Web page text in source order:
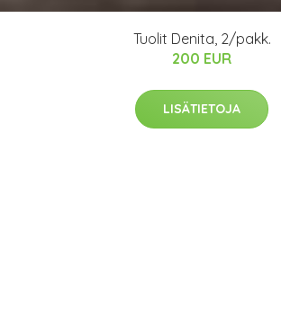
Tuolit Denita, 2/pakk.
200 EUR
LISÄTIETOJA